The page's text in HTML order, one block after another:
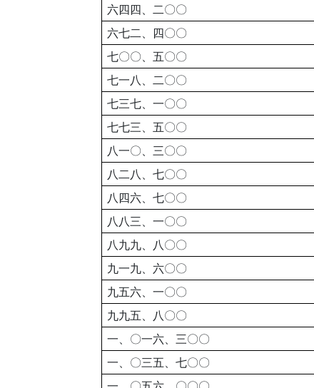
六四四、二〇〇
六七二、四〇〇
七〇〇、五〇〇
七一八、二〇〇
七三七、一〇〇
七七三、五〇〇
八一〇、三〇〇
八二八、七〇〇
八四六、七〇〇
八八三、一〇〇
八九九、八〇〇
九一九、六〇〇
九五六、一〇〇
九九五、八〇〇
一、〇一六、三〇〇
一、〇三五、七〇〇